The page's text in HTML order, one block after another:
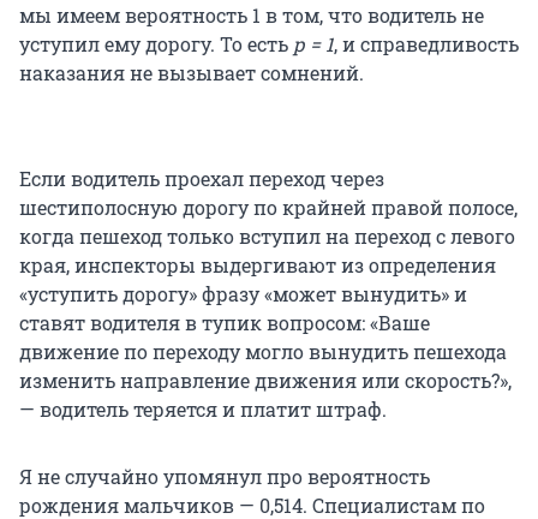
мы имеем вероятность 1 в том, что водитель не
уступил ему дорогу. То есть р = 1, и справедливость
наказания не вызывает сомнений.
Если водитель проехал переход через
шестиполосную дорогу по крайней правой полосе,
когда пешеход только вступил на переход с левого
края, инспекторы выдергивают из определения
«уступить дорогу» фразу «может вынудить» и
ставят водителя в тупик вопросом: «Ваше
движение по переходу могло вынудить пешехода
изменить направление движения или скорость?»,
— водитель теряется и платит штраф.
Я не случайно упомянул про вероятность
рождения мальчиков — 0,514. Специалистам по